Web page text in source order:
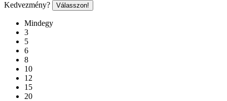
Kedvezmény? Válasszon!
Mindegy
3
5
6
8
10
12
15
20